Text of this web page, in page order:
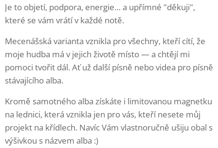
Je to objetí, podpora, energie… a upřímné "děkuji",
které se vám vrátí v každé notě.
Mecenášská varianta vznikla pro všechny, kteří cítí, že
moje hudba má v jejich životě místo — a chtějí mi
pomoci tvořit dál. Ať už další písně nebo videa pro písně
stávajícího alba.
Kromě samotného alba získáte i limitovanou magnetku
na lednici, která vznikla jen pro vás, kteří nesete můj
projekt na křídlech. Navíc Vám vlastnoručně ušiju obal s
výšivkou s názvem alba :)